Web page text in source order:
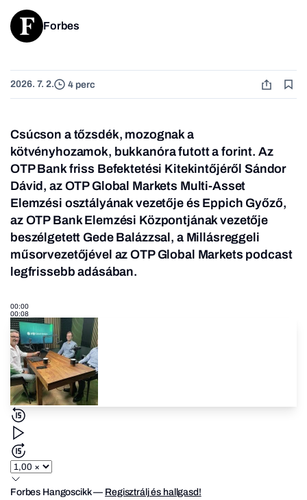
Forbes
2026. 7. 2. 4 perc
Csúcson a tőzsdék, mozognak a
kötvényhozamok, bukkanóra futott a forint. Az
OTP Bank friss Befektetési Kitekintőjéről Sándor
Dávid, az OTP Global Markets Multi-Asset
Elemzési osztályának vezetője és Eppich Győző,
az OTP Bank Elemzési Központjának vezetője
beszélgetett Gede Balázzsal, a Millásreggeli
műsorvezetőjével az OTP Global Markets podcast
legfrissebb adásában.
00:00
00:08
Forbes Hangoscikk— Regisztrálj és hallgasd!